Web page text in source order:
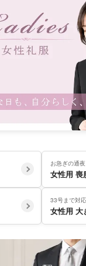
お急ぎの通
女性用 喪
33号まで対応
女性用 大